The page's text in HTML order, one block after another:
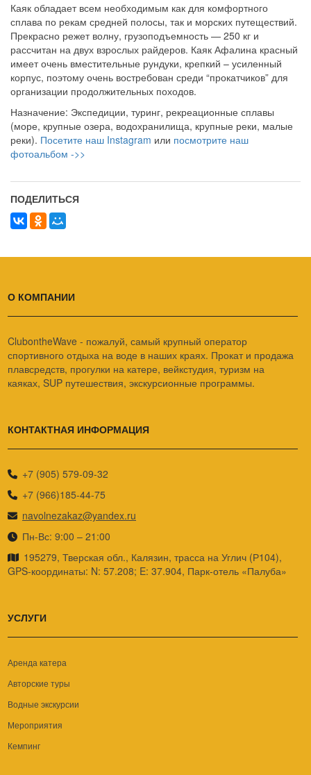
Каяк обладает всем необходимым как для комфортного
сплава по рекам средней полосы, так и морских путеществий.
Прекрасно режет волну, грузоподъемность — 250 кг и
рассчитан на двух взрослых райдеров. Каяк Афалина красный
имеет очень вместительные рундуки, крепкий – усиленный
корпус, поэтому очень востребован среди “прокатчиков” для
организации продолжительных походов.
Назначение: Экспедиции, туринг, рекреационные сплавы
(море, крупные озера, водохранилища, крупные реки, малые
реки). Посетите наш Instagram или посмотрите наш
фотоальбом ->>
ПОДЕЛИТЬСЯ
О КОМПАНИИ
ClubontheWave - пожалуй, самый крупный оператор
спортивного отдыха на воде в наших краях. Прокат и продажа
плавсредств, прогулки на катере, вейкстудия, туризм на
каяках, SUP путешествия, экскурсионные программы.
КОНТАКТНАЯ ИНФОРМАЦИЯ
+7 (905) 579-09-32
+7 (966)185-44-75
navolnezakaz@yandex.ru
Пн-Вс: 9:00 – 21:00
195279, Тверская обл., Калязин, трасса на Углич (Р104),
GPS-координаты: N: 57.208; E: 37.904, Парк-отель «Палуба»
УСЛУГИ
Аренда катера
Авторские туры
Водные экскурсии
Мероприятия
Кемпинг